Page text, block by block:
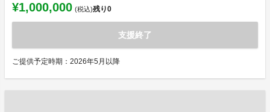
¥1,000,000 (税込)残り0
支援終了
ご提供予定時期：2026年5月以降